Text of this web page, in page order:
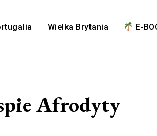
Wielka Brytania E-
Afrodyty